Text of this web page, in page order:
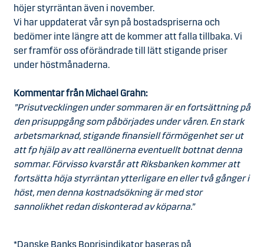
höjer styrräntan även i november.
Vi har uppdaterat vår syn på bostadspriserna och
bedömer inte längre att de kommer att falla tillbaka. Vi
ser framför oss oförändrade till lätt stigande priser
under höstmånaderna.
Kommentar från Michael Grahn:
”Prisutvecklingen under sommaren är en fortsättning på
den prisuppgång som påbörjades under våren. En stark
arbetsmarknad, stigande finansiell förmögenhet ser ut
att fp hjälp av att reallönerna eventuellt bottnat denna
sommar. Förvisso kvarstår att Riksbanken kommer att
fortsätta höja styrräntan ytterligare en eller två gånger i
höst, men denna kostnadsökning är med stor
sannolikhet redan diskonterad av köparna.”
*Danske Banks Boprisindikator baseras på